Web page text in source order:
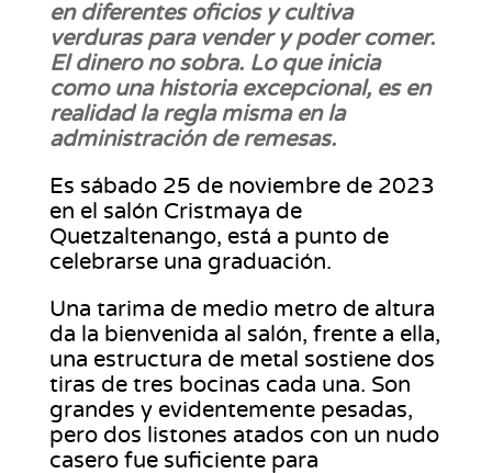
en diferentes oficios y cultiva
verduras para vender y poder comer.
El dinero no sobra. Lo que inicia
como una historia excepcional, es en
realidad la regla misma en la
administración de remesas.
Es sábado 25 de noviembre de 2023
en el salón Cristmaya de
Quetzaltenango, está a punto de
celebrarse una graduación.
Una tarima de medio metro de altura
da la bienvenida al salón, frente a ella,
una estructura de metal sostiene dos
tiras de tres bocinas cada una. Son
grandes y evidentemente pesadas,
pero dos listones atados con un nudo
casero fue suficiente para